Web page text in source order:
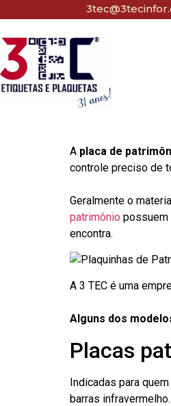
A placa de
controle preciso de
Geralmente o
patrimônio possuem
encontra.
A 3 TEC é uma
Alguns dos
Placas
Indicadas para
barras infravermelho.